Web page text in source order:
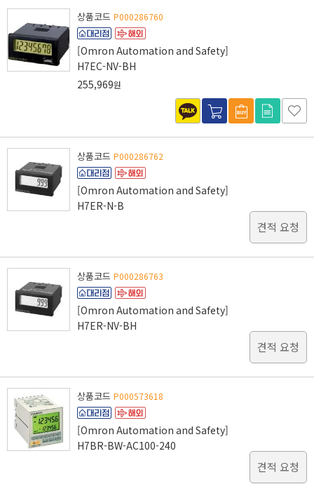
상품코드 P000286760
[Omron Automation and Safety]
H7EC-NV-BH
255,969원
상품코드 P000286762
[Omron Automation and Safety]
H7ER-N-B
견적 요청
상품코드 P000286763
[Omron Automation and Safety]
H7ER-NV-BH
견적 요청
상품코드 P000573618
[Omron Automation and Safety]
H7BR-BW-AC100-240
견적 요청